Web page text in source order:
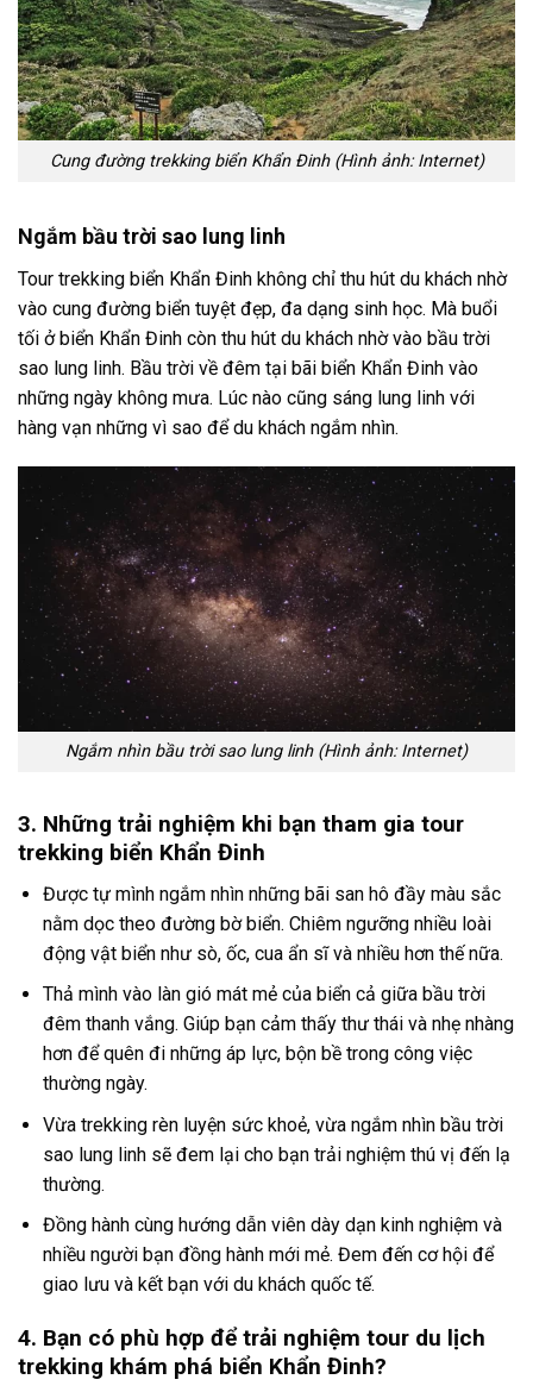
Cung đường trekking biển Khẩn Đinh (Hình ảnh: Internet)
Ngắm bầu trời sao lung linh
Tour trekking biển Khẩn Đinh không chỉ thu hút du khách nhờ
vào cung đường biển tuyệt đẹp, đa dạng sinh học. Mà buổi
tối ở biển Khẩn Đinh còn thu hút du khách nhờ vào bầu trời
sao lung linh. Bầu trời về đêm tại bãi biển Khẩn Đinh vào
những ngày không mưa. Lúc nào cũng sáng lung linh với
hàng vạn những vì sao để du khách ngắm nhìn.
Ngắm nhìn bầu trời sao lung linh (Hình ảnh: Internet)
3. Những trải nghiệm khi bạn tham gia tour
trekking biển Khẩn Đinh
Được tự mình ngắm nhìn những bãi san hô đầy màu sắc
nằm dọc theo đường bờ biển. Chiêm ngưỡng nhiều loài
động vật biển như sò, ốc, cua ẩn sĩ và nhiều hơn thế nữa.
Thả mình vào làn gió mát mẻ của biển cả giữa bầu trời
đêm thanh vắng. Giúp bạn cảm thấy thư thái và nhẹ nhàng
hơn để quên đi những áp lực, bộn bề trong công việc
thường ngày.
Vừa trekking rèn luyện sức khoẻ, vừa ngắm nhìn bầu trời
sao lung linh sẽ đem lại cho bạn trải nghiệm thú vị đến lạ
thường.
Đồng hành cùng hướng dẫn viên dày dạn kinh nghiệm và
nhiều người bạn đồng hành mới mẻ. Đem đến cơ hội để
giao lưu và kết bạn với du khách quốc tế.
4. Bạn có phù hợp để trải nghiệm tour du lịch
trekking khám phá biển Khẩn Đinh?